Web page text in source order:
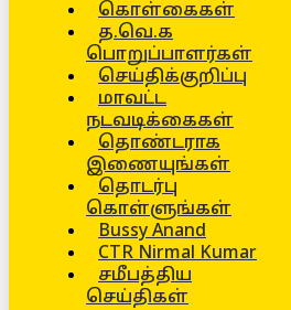
கொள்கைகள்
த.வெ.க
பொறுப்பாளர்கள்
செய்திக்குறிப்பு
மாவட்ட
நடவடிக்கைகள்
தொண்டராக
இணையுங்கள்
தொடர்பு
கொள்ளுங்கள்
Bussy Anand
CTR Nirmal Kumar
சமீபத்திய
செய்திகள்